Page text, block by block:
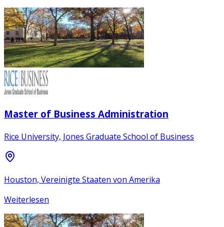
Master of Business Administration
Rice University, Jones Graduate School of Business
Houston, Vereinigte Staaten von Amerika
Weiterlesen